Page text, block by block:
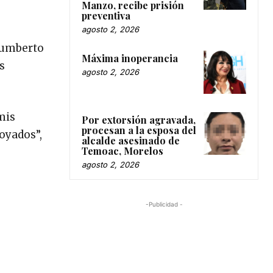
Manzo, recibe prisión
preventiva
agosto 2, 2026
Máxima inoperancia
agosto 2, 2026
Por extorsión agravada,
procesan a la esposa del
alcalde asesinado de
Temoac, Morelos
agosto 2, 2026
-Publicidad -